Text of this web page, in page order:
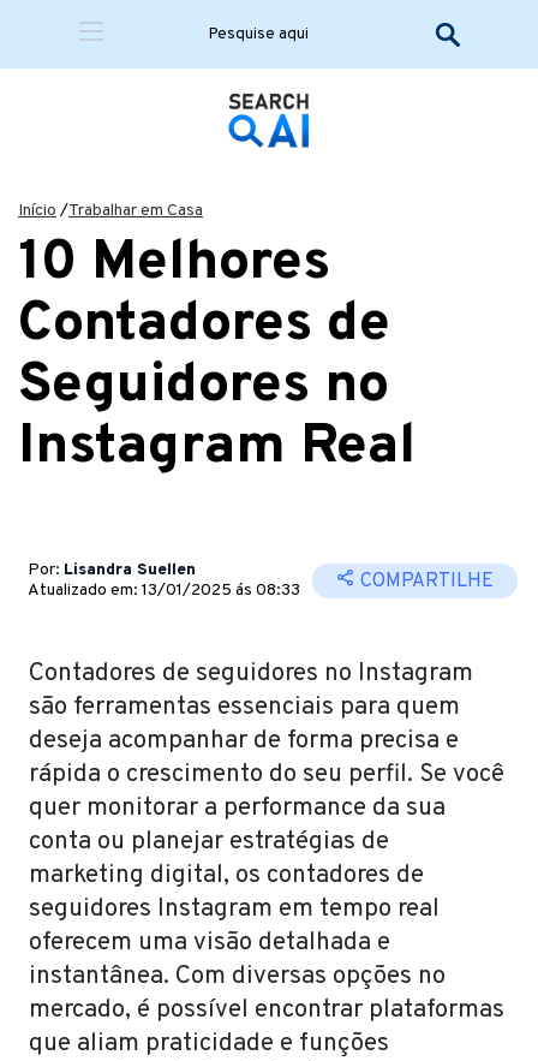
Início /Trabalhar em Casa
10 Melhores
Contadores de
Seguidores no
Instagram Real
Por: Lisandra Suellen
Atualizado em: 13/01/2025 ás 08:33
COMPARTILHE
Contadores de seguidores no Instagram
são ferramentas essenciais para quem
deseja acompanhar de forma precisa e
rápida o crescimento do seu perfil. Se você
quer monitorar a performance da sua
conta ou planejar estratégias de
marketing digital, os contadores de
seguidores Instagram em tempo real
oferecem uma visão detalhada e
instantânea. Com diversas opções no
mercado, é possível encontrar plataformas
que aliam praticidade e funções